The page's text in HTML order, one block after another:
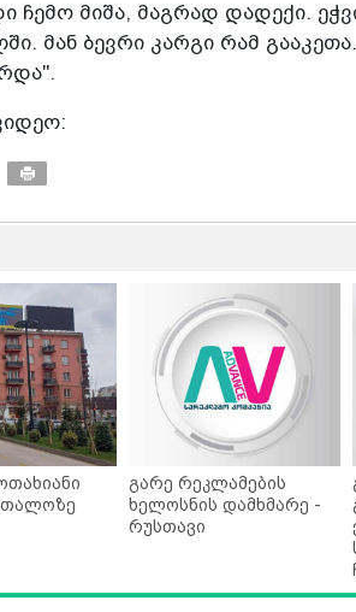
ჩემო მიშა, მაგრად დადექი.
მან ბევრი კარგი რამ
გარე რეკლამების
ხელოსნის დამხმარე -
რუსთავი